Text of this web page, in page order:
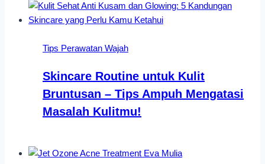
Tips Perawatan Wajah
Skincare Routine untuk Kulit
Bruntusan – Tips Ampuh Mengatasi
Masalah Kulitmu!